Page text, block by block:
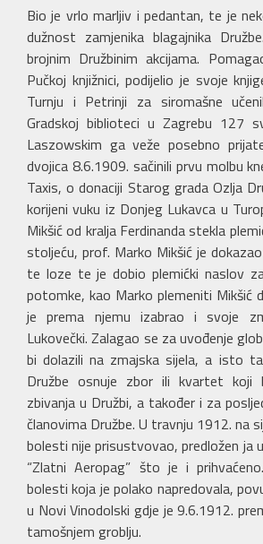
Bio je vrlo marljiv i pedantan, te je
dužnost zamjenika blagajnika
brojnim Družbinim akcijama.
Pučkoj knjižnici, podijelio je svoje
Turnju i Petrinji za siromašne
Gradskoj biblioteci u Zagrebu 127
Laszowskim ga veže posebno
dvojica 8.6.1909. sačinili prvu molbu
Taxis, o donaciji Starog grada Ozlja
korijeni vuku iz Donjeg Lukavca u
Mikšić od kralja Ferdinanda stekla
stoljeću, prof. Marko Mikšić je
te loze te je dobio plemićki naslov
potomke, kao Marko plemeniti Mikšić
je prema njemu izabrao i svoje
Lukovečki. Zalagao se za uvođenje
bi dolazili na zmajska sijela, a isto
Družbe osnuje zbor ili kvartet koji
zbivanja u Družbi, a također i za
članovima Družbe. U travnju 1912. na
bolesti nije prisustvovao, predložen ja
“Zlatni Aeropag” što je i
bolesti koja je polako napredovala,
u Novi Vinodolski gdje je 9.6.1912.
tamošnjem groblju.